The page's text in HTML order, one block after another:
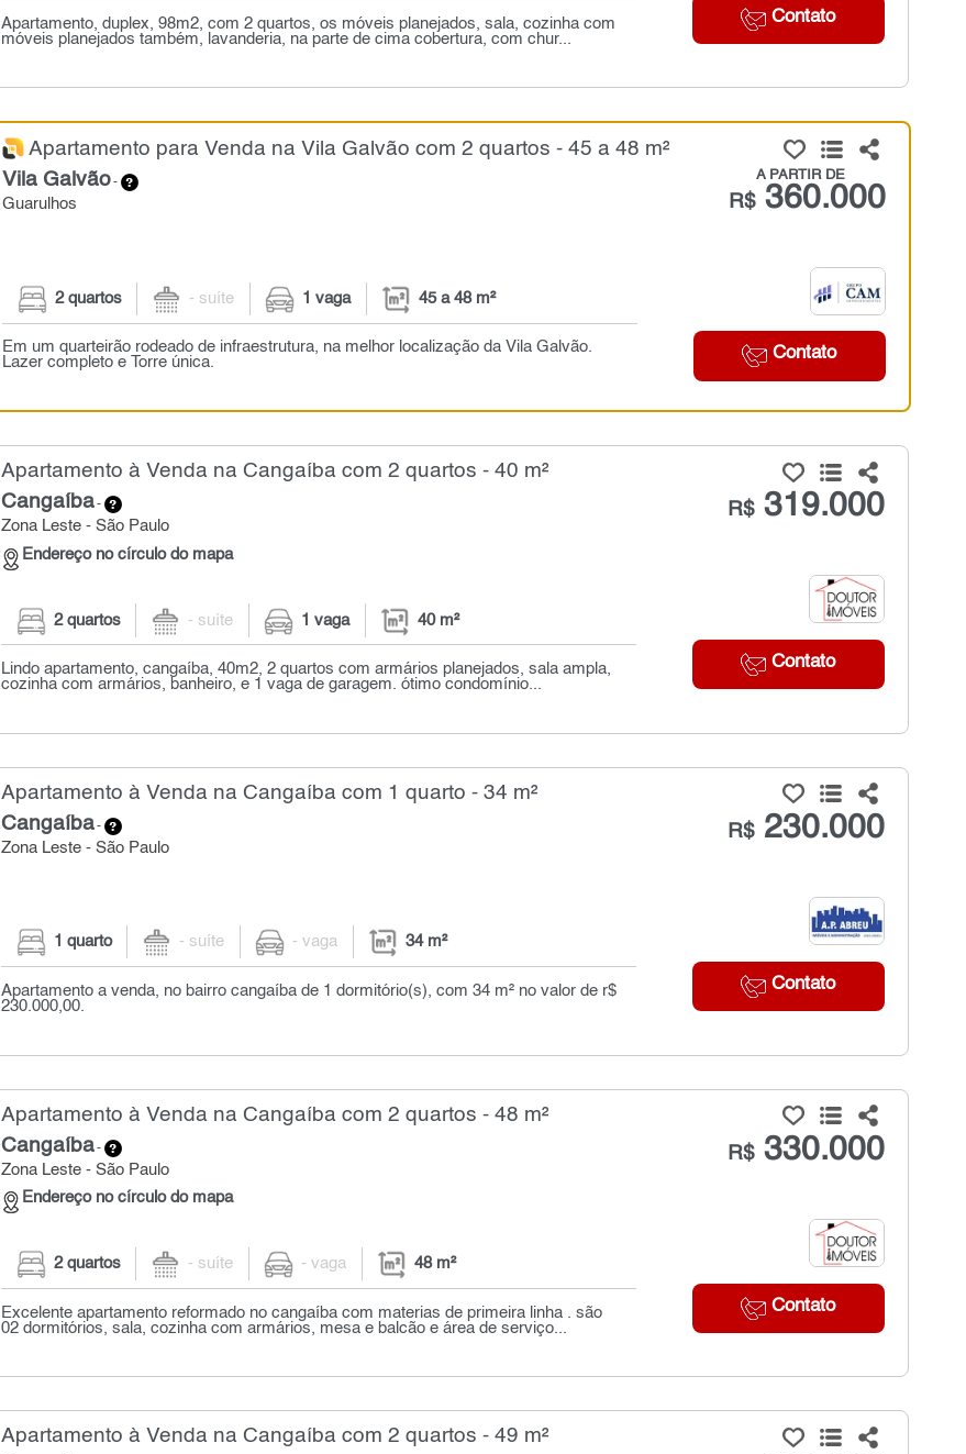
Contato
Apartamento, duplex, 98m2, com 2 quartos, os móveis planejados, sala, cozinha com
móveis planejados também, lavanderia, na parte de cima cobertura, com chur...
Apartamento para Venda na Vila Galvão com 2 quartos - 45 a 48 m²
Vila Galvão-
Guarulhos
A PARTIR DE
R$360.000
Contato
2 quartos - suíte 1 vaga 45 a 48 m²
Em um quarteirão rodeado de infraestrutura, na melhor localização da Vila Galvão.
Lazer completo e Torre única.
Apartamento à Venda na Cangaíba com 2 quartos - 40 m²
Cangaíba-
Zona Leste - São Paulo
Endereço no círculo do mapa
R$319.000
Contato
2 quartos - suíte 1 vaga 40 m²
Lindo apartamento, cangaíba, 40m2, 2 quartos com armários planejados, sala ampla,
cozinha com armários, banheiro, e 1 vaga de garagem. ótimo condomínio...
Apartamento à Venda na Cangaíba com 1 quarto - 34 m²
Cangaíba-
Zona Leste - São Paulo
R$230.000
Contato
1 quarto - suíte - vaga 34 m²
Apartamento a venda, no bairro cangaíba de 1 dormitório(s), com 34 m² no valor de r$
230.000,00.
Apartamento à Venda na Cangaíba com 2 quartos - 48 m²
Cangaíba-
Zona Leste - São Paulo
Endereço no círculo do mapa
R$330.000
Contato
2 quartos - suíte - vaga 48 m²
Excelente apartamento reformado no cangaíba com materias de primeira linha . são
02 dormitórios, sala, cozinha com armários, mesa e balcão e área de serviço...
Apartamento à Venda na Cangaíba com 2 quartos - 49 m²